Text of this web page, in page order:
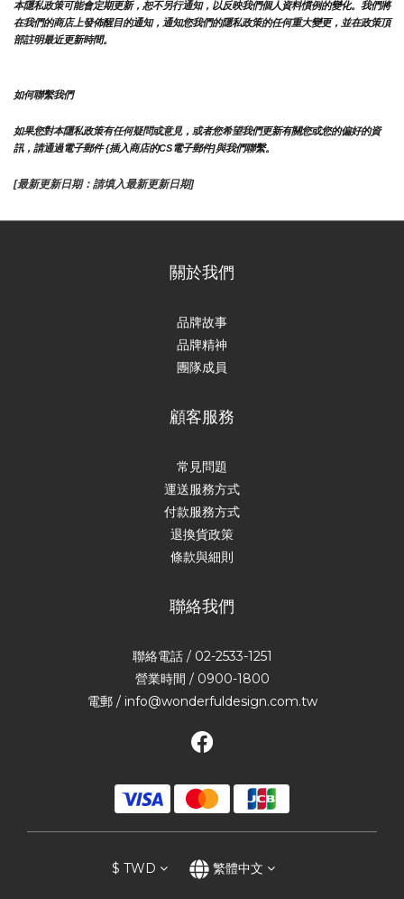
本隱私政策可能會定期更新，恕不另行通知，以反映我們個人資料慣例的變化。我們將
在我們的商店上發佈醒目的通知，通知您我們的隱私政策的任何重大變更，並在政策頂
部註明最近更新時間。
如何聯繫我們
如果您對本隱私政策有任何疑問或意見，或者您希望我們更新有關您或您的偏好的資
訊，請通過電子郵件 {插入商店的CS電子郵件]與我們聯繫。
[最新更新日期：請填入最新更新日期]
關於我們
品牌故事
品牌精神
團隊成員
顧客服務
常見問題
運送服務方式
付款服務方式
退換貨政策
條款與細則
聯絡我們
聯絡電話 / 02-2533-1251
營業時間 / 0900-1800
電郵 / info@wonderfuldesign.com.tw
$ TWD 繁體中文